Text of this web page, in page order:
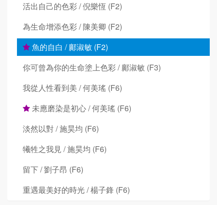
活出自己的色彩 / 倪樂恆 (F2)
為生命增添色彩 / 陳美卿 (F2)
魚的自白 / 鄺淑敏 (F2)
你可曾為你的生命塗上色彩 / 鄺淑敏 (F3)
我從人性看到美 / 何美瑤 (F6)
未應磨染是初心 / 何美瑤 (F6)
淡然以對 / 施昊均 (F6)
犧牲之我見 / 施昊均 (F6)
留下 / 劉子昂 (F6)
重遇最美好的時光 / 楊子鋒 (F6)